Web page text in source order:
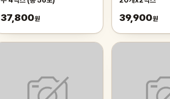
37,800원 39,900원